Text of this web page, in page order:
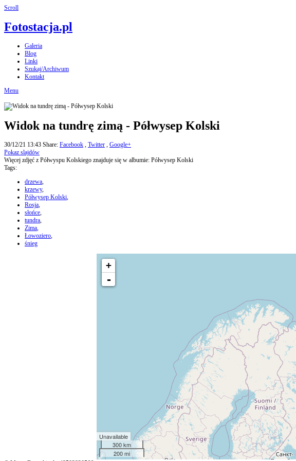
Scroll
Fotostacja.pl
Galeria
Blog
Linki
Szukaj/Archiwum
Kontakt
Menu
Widok na tundrę zimą - Półwysep Kolski
30/12/21 13:43 Share: Facebook , Twitter , Google+
Pokaz slajdów
Więcej zdjęć z Półwyspu Kolskiego znajduje się w albumie: Półwysep Kolski
Tags:
drzewa,
krzewy,
Półwysep Kolski,
Rosja,
słońce,
tundra,
Zima,
Łowoziero,
śnieg
+
-
Unavailable
300 km
200 mi